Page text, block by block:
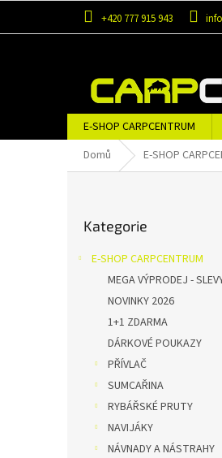
obsah
+420 777 915 943
E-SHOP CARPCENTRUM
OBLEČENÍ A OBUV
Domů E-SHOP
kategorie
Kategorie
E-SHOP CARPCENTRUM
MEGA VÝPRODEJ -
NOVINKY 2026
1+1 ZDARMA
DÁRKOVÉ POUKAZY
PŘÍVLAČ
SUMCAŘINA
RYBÁŘSKÉ PRUTY
NAVIJÁKY
NÁVNADY A NÁSTRAHY